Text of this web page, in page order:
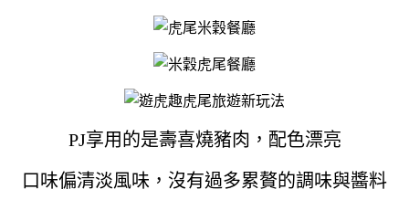
PJ享用的是壽喜燒豬肉，配色漂亮
口味偏清淡風味，沒有過多累贅的調味與醬料